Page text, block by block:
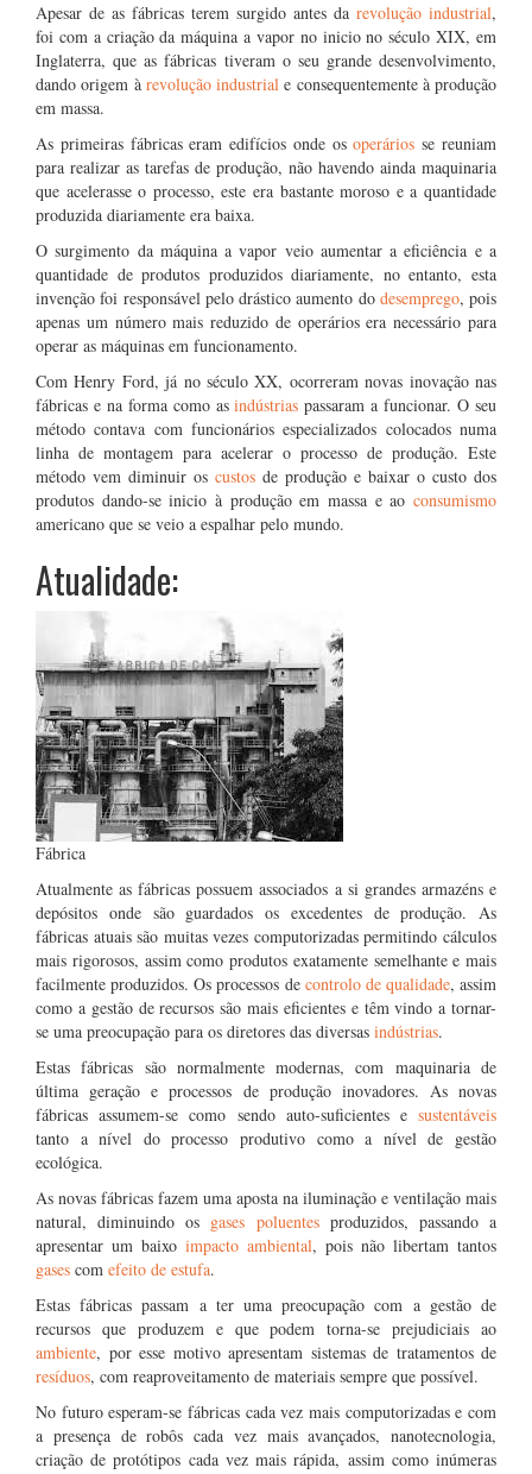
Apesar de as fábricas terem surgido antes da revolução industrial,
foi com a criação da máquina a vapor no inicio no século XIX, em
Inglaterra, que as fábricas tiveram o seu grande desenvolvimento,
dando origem à revolução industrial e consequentemente à produção
em massa.
As primeiras fábricas eram edifícios onde osoperários se reuniam
para realizar as tarefas de produção, não havendo ainda maquinaria
que acelerasse o processo, este era bastante moroso e a quantidade
produzida diariamente era baixa.
O surgimento da máquina a vapor veio aumentar a eficiência e a
quantidade de produtos produzidos diariamente, no entanto, esta
invenção foi responsável pelo drástico aumento do desemprego, pois
apenas um número mais reduzido de operários era necessário para
operar as máquinas em funcionamento.
Com Henry Ford, já no século XX, ocorreram novas inovação nas
fábricas e na forma como asindústrias passaram a funcionar. O seu
método contava com funcionários especializados colocados numa
linha de montagem para acelerar o processo de produção. Este
método vem diminuir os custos de produção e baixar o custo dos
produtos dando-se inicio à produção em massa e ao consumismo
americano que se veio a espalhar pelo mundo.
Atualidade:
Fábrica
Atualmente as fábricas possuem associados a si grandes armazéns e
depósitos onde são guardados os excedentes de produção. As
fábricas atuais são muitas vezes computorizadas permitindo cálculos
mais rigorosos, assim como produtos exatamente semelhante e mais
facilmente produzidos. Os processos de controlo de qualidade, assim
como a gestão de recursos são mais eficientes e têm vindo a tornar-
se uma preocupação para os diretores das diversas indústrias.
Estas fábricas são normalmente modernas, com maquinaria de
última geração e processos de produção inovadores. As novas
fábricas assumem-se como sendo auto-suficientes e sustentáveis
tanto a nível do processo produtivo como a nível de gestão
ecológica.
As novas fábricas fazem uma aposta na iluminação e ventilação mais
natural, diminuindo os gases poluentesproduzidos, passando a
apresentar um baixo impacto ambiental, pois não libertam tantos
gases com efeito de estufa.
Estas fábricas passam a ter uma preocupação com a gestão de
recursos que produzem e que podem torna-se prejudiciais ao
ambiente, por esse motivo apresentam sistemas de tratamentos de
resíduos, com reaproveitamento de materiais sempre que possível.
No futuro esperam-se fábricas cada vez mais computorizadas e com
a presença de robôs cada vez mais avançados, nanotecnologia,
criação de protótipos cada vez mais rápida, assim como inúmeras